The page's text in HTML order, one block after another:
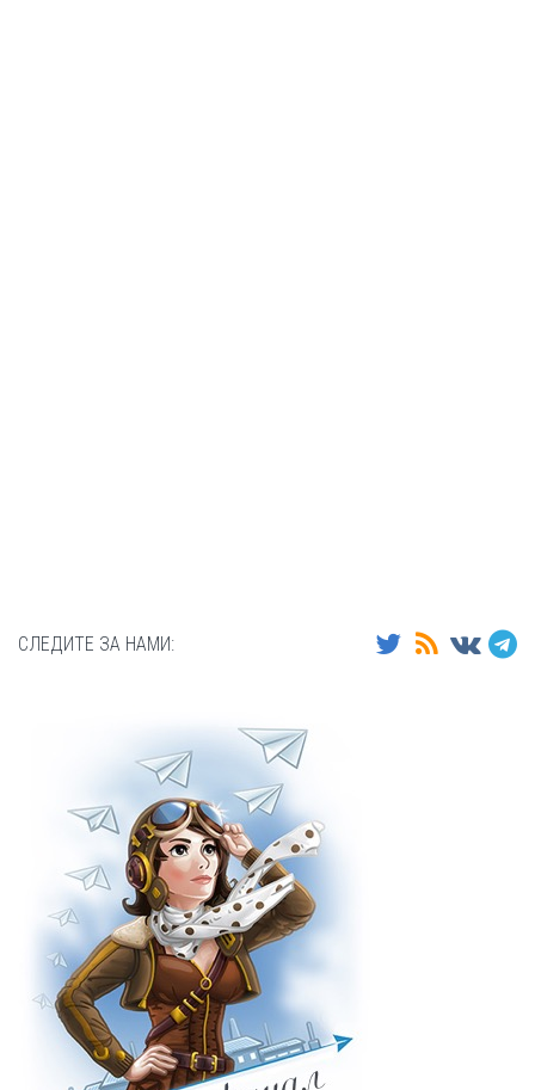
СЛЕДИТЕ ЗА НАМИ: